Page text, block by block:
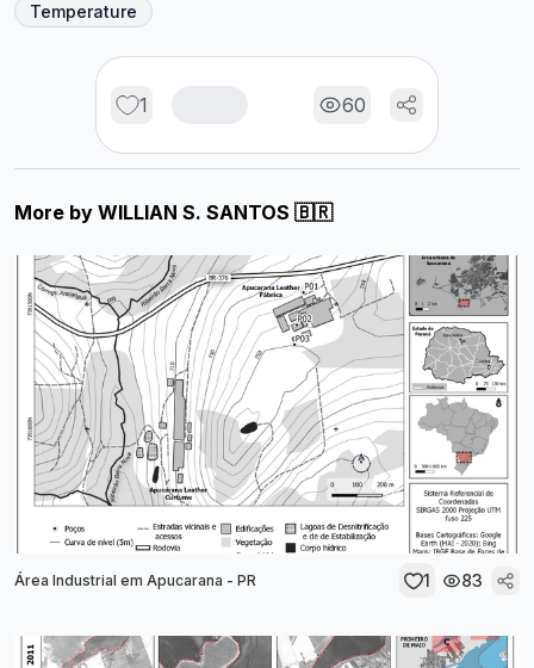
Temperature
1 60
More by WILLIAN S. SANTOS 🇧🇷
Área Industrial em Apucarana - PR 1 83